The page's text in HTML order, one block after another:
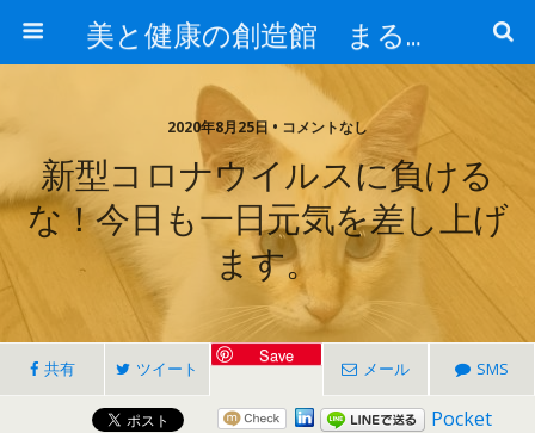
美と健康の創造館 まるとみ薬品 ぐんまの薬屋 芳さんのブログ
2020年8月25日 • コメントなし
新型コロナウイルスに負ける
な！今日も一日元気を差し上げ
ます。
共有 ツイート
Save
メール SMS
Pocket